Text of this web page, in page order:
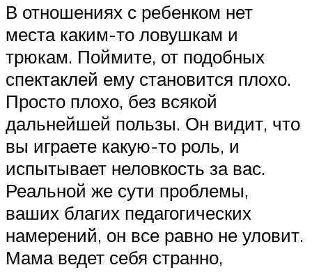
В отношениях с ребенком нет
места каким-то ловушкам и
трюкам. Поймите, от подобных
спектаклей ему становится плохо.
Просто плохо, без всякой
дальнейшей пользы. Он видит, что
вы играете какую-то роль, и
испытывает неловкость за вас.
Реальной же сути проблемы,
ваших благих педагогических
намерений, он все равно не уловит.
Мама ведет себя странно,